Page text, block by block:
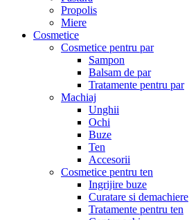
Propolis
Miere
Cosmetice
Cosmetice pentru par
Sampon
Balsam de par
Tratamente pentru par
Machiaj
Unghii
Ochi
Buze
Ten
Accesorii
Cosmetice pentru ten
Ingrijire buze
Curatare si demachiere
Tratamente pentru ten